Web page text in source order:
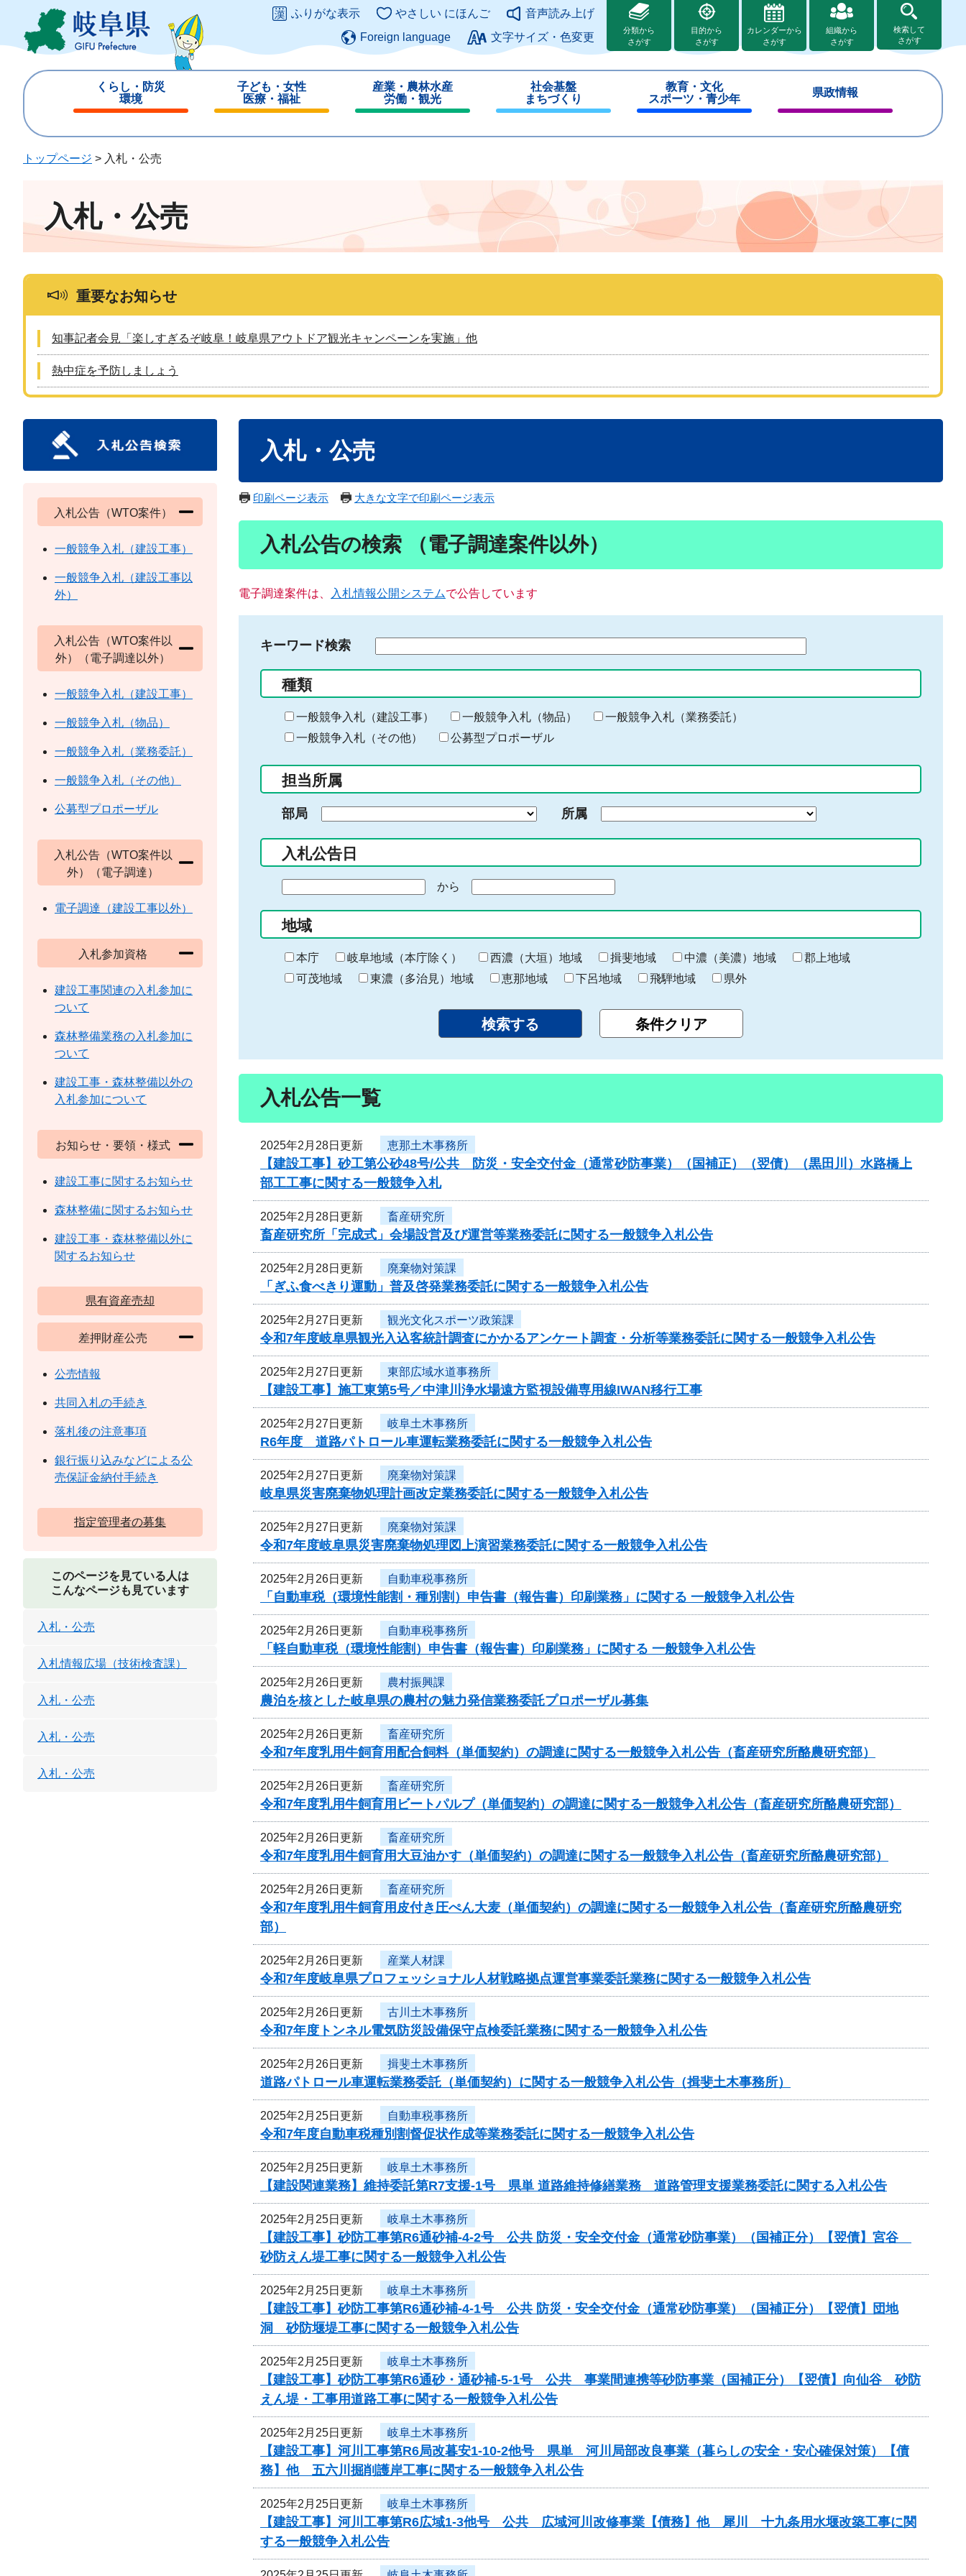
ジ
ュ
このページの本文へ
ふりがな表示 やさしい にほんご
音声読み上げ
Foreign language
文字サイズ・色変更
分類から
さがす
目的から
さがす
カレンダーから
さがす
組織から
さがす
検索して
さがす
くらし・防災
環境
じ
子ども・女性
医療・福祉
じ
産業・農林水産
労働・観光
じ
社会基盤
まちづくり
じ
教育・文化
スポーツ・青少年
じ
県政情報
じ
トップページ > 入札・公売
入札・公売
重要なお知らせ
知事記者会見「楽しすぎるぞ岐阜！岐阜県アウトドア観光キャンペーンを実施」他
熱中症を予防しましょう
入札・公売
印刷ページ表示 大きな文字で印刷ページ表示
入札公告の検索 （電子調達案件以外）
電子調達案件は、 入札情報公開システムで公告しています
キーワード検索
る
キ
ー
ー
入
力
種類
一般競争入札（建設工事） 一般競争入札（物品）
一般競争入札（業務委託）
一般競争入札（その他）
公募型プロポーザル
担当所属
部局 所属
入札公告日
の
始
ま
り
から
終
わ
り
地域
本庁 岐阜地域（本庁除く） 西濃（大垣）地域 揖斐地域 中濃（美濃）地域
郡上地域
可茂地域
東濃（多治見）地域 恵那地域 下呂地域 飛騨地域 県外
入札公告一覧
2025年2月28日更新 恵那土木事務所
【建設工事】砂工第公砂48号/公共 防災・安全交付金（通常砂防事業）（国補正）（翌債）（黒田川）水路橋上
部工工事に関する一般競争入札
2025年2月28日更新 畜産研究所
畜産研究所「完成式」会場設営及び運営等業務委託に関する一般競争入札公告
2025年2月28日更新 廃棄物対策課
「ぎふ食べきり運動」普及啓発業務委託に関する一般競争入札公告
2025年2月27日更新 観光文化スポーツ政策課
令和7年度岐阜県観光入込客統計調査にかかるアンケート調査・分析等業務委託に関する一般競争入札公告
2025年2月27日更新 東部広域水道事務所
【建設工事】施工東第5号／中津川浄水場遠方監視設備専用線IWAN移行工事
2025年2月27日更新 岐阜土木事務所
R6年度 道路パトロール車運転業務委託に関する一般競争入札公告
2025年2月27日更新 廃棄物対策課
岐阜県災害廃棄物処理計画改定業務委託に関する一般競争入札公告
2025年2月27日更新 廃棄物対策課
令和7年度岐阜県災害廃棄物処理図上演習業務委託に関する一般競争入札公告
2025年2月26日更新 自動車税事務所
「自動車税（環境性能割・種別割）申告書（報告書）印刷業務」に関する 一般競争入札公告
2025年2月26日更新 自動車税事務所
「軽自動車税（環境性能割）申告書（報告書）印刷業務」に関する 一般競争入札公告
2025年2月26日更新 農村振興課
農泊を核とした岐阜県の農村の魅力発信業務委託プロポーザル募集
2025年2月26日更新 畜産研究所
令和7年度乳用牛飼育用配合飼料（単価契約）の調達に関する一般競争入札公告（畜産研究所酪農研究部）
2025年2月26日更新 畜産研究所
令和7年度乳用牛飼育用ビートパルプ（単価契約）の調達に関する一般競争入札公告（畜産研究所酪農研究部）
2025年2月26日更新 畜産研究所
令和7年度乳用牛飼育用大豆油かす（単価契約）の調達に関する一般競争入札公告（畜産研究所酪農研究部）
2025年2月26日更新 畜産研究所
令和7年度乳用牛飼育用皮付き圧ぺん大麦（単価契約）の調達に関する一般競争入札公告（畜産研究所酪農研究
部）
2025年2月26日更新 産業人材課
令和7年度岐阜県プロフェッショナル人材戦略拠点運営事業委託業務に関する一般競争入札公告
2025年2月26日更新 古川土木事務所
令和7年度トンネル電気防災設備保守点検委託業務に関する一般競争入札公告
2025年2月26日更新 揖斐土木事務所
道路パトロール車運転業務委託（単価契約）に関する一般競争入札公告（揖斐土木事務所）
2025年2月25日更新 自動車税事務所
令和7年度自動車税種別割督促状作成等業務委託に関する一般競争入札公告
2025年2月25日更新 岐阜土木事務所
【建設関連業務】維持委託第R7支援-1号 県単 道路維持修繕業務 道路管理支援業務委託に関する入札公告
2025年2月25日更新 岐阜土木事務所
【建設工事】砂防工事第R6通砂補-4-2号 公共 防災・安全交付金（通常砂防事業）（国補正分）【翌債】宮谷
砂防えん堤工事に関する一般競争入札公告
2025年2月25日更新 岐阜土木事務所
【建設工事】砂防工事第R6通砂補-4-1号 公共 防災・安全交付金（通常砂防事業）（国補正分）【翌債】団地
洞 砂防堰堤工事に関する一般競争入札公告
2025年2月25日更新 岐阜土木事務所
【建設工事】砂防工事第R6通砂・通砂補-5-1号 公共 事業間連携等砂防事業（国補正分）【翌債】向仙谷 砂防
えん堤・工事用道路工事に関する一般競争入札公告
2025年2月25日更新 岐阜土木事務所
【建設工事】河川工事第R6局改暮安1-10-2他号 県単 河川局部改良事業（暮らしの安全・安心確保対策）【債
務】他 五六川掘削護岸工事に関する一般競争入札公告
2025年2月25日更新 岐阜土木事務所
【建設工事】河川工事第R6広域1-3他号 公共 広域河川改修事業【債務】他 犀川 十九条用水堰改築工事に関
する一般競争入札公告
入札公告（WTO案件）
一般競争入札（建設工事）
一般競争入札（建設工事以
外）
入札公告（WTO案件以
外）（電子調達以外）
一般競争入札（建設工事）
一般競争入札（物品）
一般競争入札（業務委託）
一般競争入札（その他）
公募型プロポーザル
入札公告（WTO案件以
外）（電子調達）
電子調達（建設工事以外）
入札参加資格
建設工事関連の入札参加に
ついて
森林整備業務の入札参加に
ついて
建設工事・森林整備以外の
入札参加について
お知らせ・要領・様式
建設工事に関するお知らせ
森林整備に関するお知らせ
建設工事・森林整備以外に
関するお知らせ
県有資産売却
差押財産公売
公売情報
共同入札の手続き
落札後の注意事項
銀行振り込みなどによる公
売保証金納付手続き
指定管理者の募集
このページを見ている人は
こんなページも見ています
入札・公売
入札情報広場（技術検査課）
入札・公売
入札・公売
入札・公売